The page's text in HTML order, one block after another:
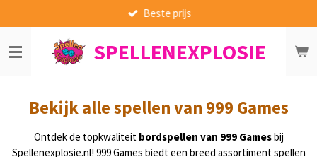
direct
naar
de
SPELLENEXPLOSIE
Beste prijs
Bekijk alle spellen van 999 Games
Ontdek de topkwaliteit bordspellen van 999 Gamesbij
Spellenexplosie.nl! 999 Games biedt een breed assortiment spellen